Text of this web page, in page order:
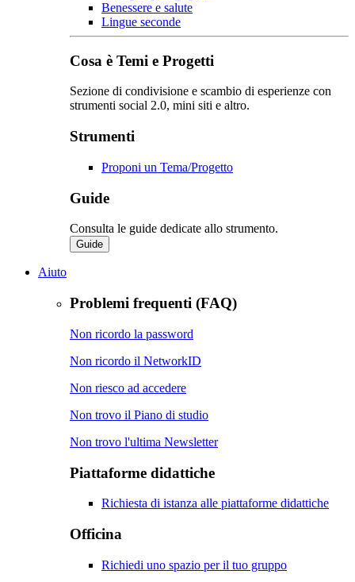
Benessere e salute
Lingue seconde
Cosa è Temi e Progetti
Sezione di condivisione e scambio di esperienze con
strumenti social 2.0, mini siti e altro.
Strumenti
Proponi un Tema/Progetto
Guide
Consulta le guide dedicate allo strumento.
Guide
Aiuto
Problemi frequenti (FAQ)
Non ricordo la password
Non ricordo il NetworkID
Non riesco ad accedere
Non trovo il Piano di studio
Non trovo l'ultima Newsletter
Piattaforme didattiche
Richiesta di istanza alle piattaforme didattiche
Officina
Richiedi uno spazio per il tuo gruppo